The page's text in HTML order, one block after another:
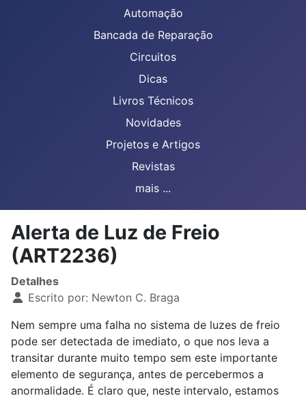
Automação
Bancada de Reparação
Circuitos
Dicas
Livros Técnicos
Novidades
Projetos e Artigos
Revistas
mais ...
Alerta de Luz de Freio
(ART2236)
Detalhes
Escrito por: Newton C. Braga
Nem sempre uma falha no sistema de luzes de freio
pode ser detectada de imediato, o que nos leva a
transitar durante muito tempo sem este importante
elemento de segurança, antes de percebermos a
anormalidade. É claro que, neste intervalo, estamos